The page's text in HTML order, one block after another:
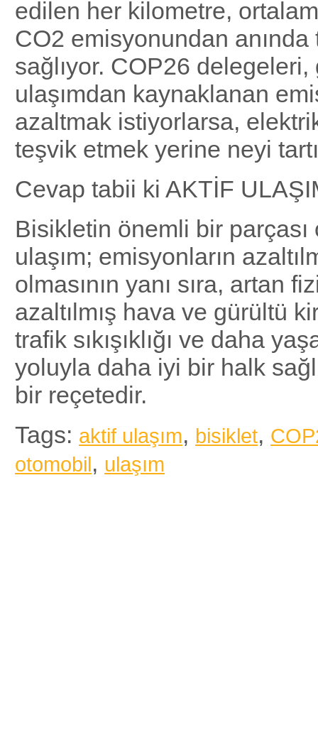
edilen her kilometre,
CO2 emisyonundan anında
sağlıyor. COP26
ulaşımdan kaynaklanan
azaltmak istiyorlarsa,
teşvik etmek yerine neyi
Cevap tabii ki AKTİF
Bisikletin önemli bir
ulaşım; emisyonların
olmasının yanı sıra, artan
azaltılmış hava ve gürültü
trafik sıkışıklığı ve daha
yoluyla daha iyi bir halk
bir reçetedir.
Tags: aktif ulaşım, bisiklet,
otomobil, ulaşım